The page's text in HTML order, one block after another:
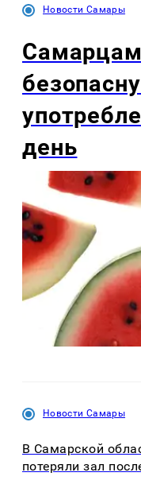
Новости Самары
день
Новости Самары
В Самарской
потеряли зал